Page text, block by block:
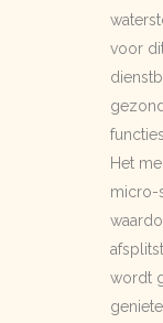
voor
Het
micro-
wordt